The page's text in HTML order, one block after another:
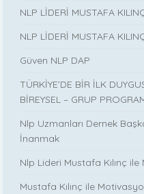
NLP LİDERİ MUSTAFA
NLP LİDERİ MUSTAFA
Güven NLP DAP
TÜRKİYE’DE BİR İLK
BİREYSEL – GRUP
Nlp Uzmanları Dernek
İnanmak
Nlp Lideri Mustafa Kılınç
Mustafa Kılınç ile